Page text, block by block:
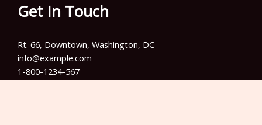
Get In Touch
Rt. 66, Downtown, Washington, DC
info@example.com​
1-800-1234-567